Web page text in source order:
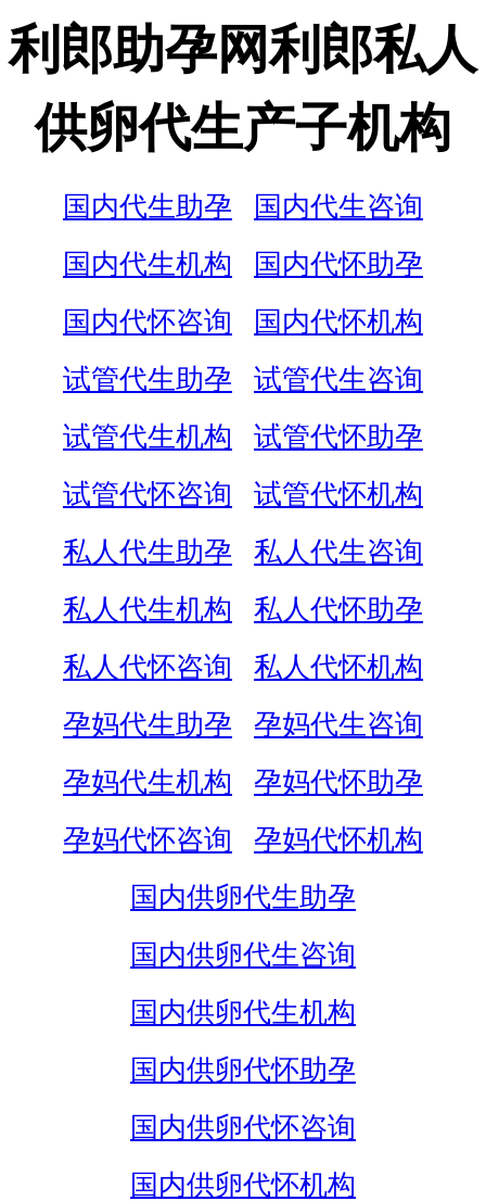
利郎助孕网利郎私人
供卵代生产子机构
国内代生助孕
国内代生咨询
国内代生机构
国内代怀助孕
国内代怀咨询
国内代怀机构
试管代生助孕
试管代生咨询
试管代生机构
试管代怀助孕
试管代怀咨询
试管代怀机构
私人代生助孕
私人代生咨询
私人代生机构
私人代怀助孕
私人代怀咨询
私人代怀机构
孕妈代生助孕
孕妈代生咨询
孕妈代生机构
孕妈代怀助孕
孕妈代怀咨询
孕妈代怀机构
国内供卵代生助孕
国内供卵代生咨询
国内供卵代生机构
国内供卵代怀助孕
国内供卵代怀咨询
国内供卵代怀机构